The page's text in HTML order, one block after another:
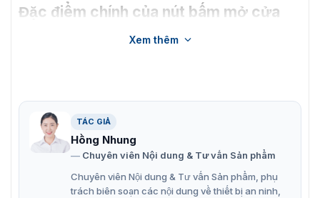
Đặc điểm chính của nút bấm mở cửa
khẩn cấp CPK-861A
một phần quan trọng của hệ thống an ninh và an toàn,
đảm bảo rằng người dùng có khả năng truy cập cửa
thoát hiểm một cách dễ dàng và nhanh chóng trong tình
huống khẩn cấp.
Bên cạnh đó, nút bấm mở cửa CPK-861A còn nổi bật với
một số ưu điểm đáng chú ý như:
Xem thêm
TÁC GIẢ
Hồng Nhung
Chuyên viên Nội dung & Tư vấn Sản phẩm
Chuyên viên Nội dung & Tư vấn Sản phẩm, phụ
trách biên soạn các nội dung về thiết bị an ninh,